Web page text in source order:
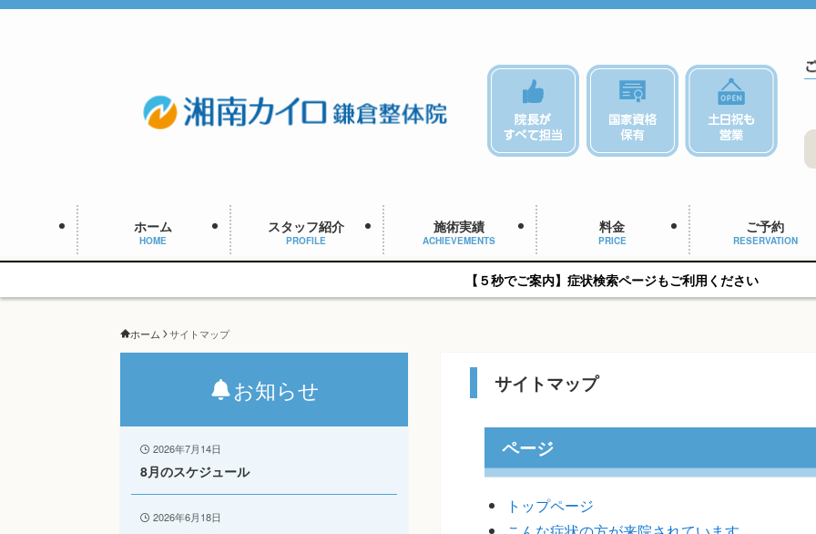
ホーム
HOME
スタッフ紹介
PROFILE
施術実績
ACHIEVEMENTS
料金
PRICE
ご予約
RESERVATION
【５秒でご案内】症状検索ページもご利用ください
ホーム サイトマップ
サイトマップ
ページ
トップページ
お知らせ
2026年7月14日
8月のスケジュール
2026年6月18日